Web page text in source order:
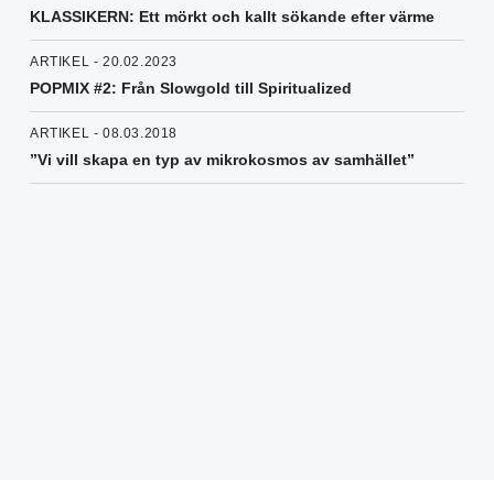
KLASSIKERN: Ett mörkt och kallt sökande efter värme
ARTIKEL - 20.02.2023
POPMIX #2: Från Slowgold till Spiritualized
ARTIKEL - 08.03.2018
”Vi vill skapa en typ av mikrokosmos av samhället”